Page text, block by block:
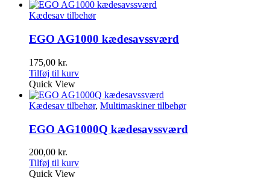
Kædesav tilbehør
EGO AG1000 kædesavssværd
175,00 kr.
Tilføj til kurv
Quick View
Kædesav tilbehør, Multimaskiner tilbehør
EGO AG1000Q kædesavssværd
200,00 kr.
Tilføj til kurv
Quick View